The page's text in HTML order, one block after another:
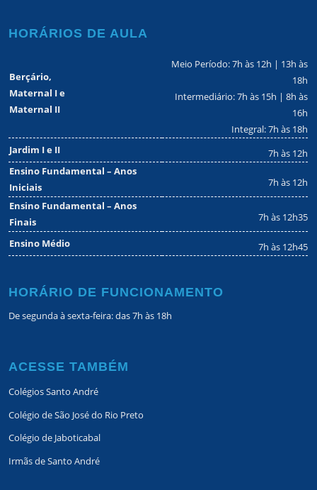
HORÁRIOS DE AULA
Berçário,
Maternal I e
Maternal II
Meio Período: 7h às 12h | 13h às
18h
Intermediário: 7h às 15h | 8h às
16h
Integral: 7h às 18h
Jardim I e II
7h às 12h
Ensino Fundamental – Anos
Iniciais
7h às 12h
Ensino Fundamental – Anos
Finais
7h às 12h35
Ensino Médio 7h às 12h45
HORÁRIO DE FUNCIONAMENTO
De segunda à sexta-feira: das 7h às 18h
ACESSE TAMBÉM
Colégios Santo André
Colégio de São José do Rio Preto
Colégio de Jaboticabal
Irmãs de Santo André